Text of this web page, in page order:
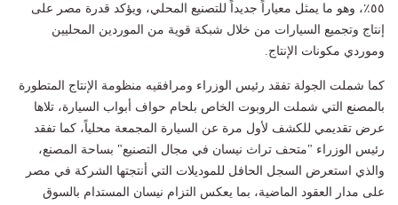
٥٥٪، وهو ما يمثل معياراً جديداً للتصنيع المحلي، ويؤكد قدرة مصر على
إنتاج وتجميع السيارات من خلال شبكة قوية من الموردين المحليين
وموردي مكونات الإنتاج.
كما شملت الجولة تفقد رئيس الوزراء ومرافقيه منظومة الإنتاج المتطورة
بالمصنع التي شملت الروبوت الخاص بلحام حواف أبواب السيارة، تلاها
عرض تقديمي للكشف لأول مرة عن السيارة المجمعة محلياً، كما تفقد
رئيس الوزراء "متحف تراث نيسان في مجال التصنيع" بساحة المصنع،
والذي استعرض السجل الحافل للموديلات التي أنتجتها الشركة في مصر
على مدار العقود الماضية، بما يعكس التزام نيسان المستدام بالسوق